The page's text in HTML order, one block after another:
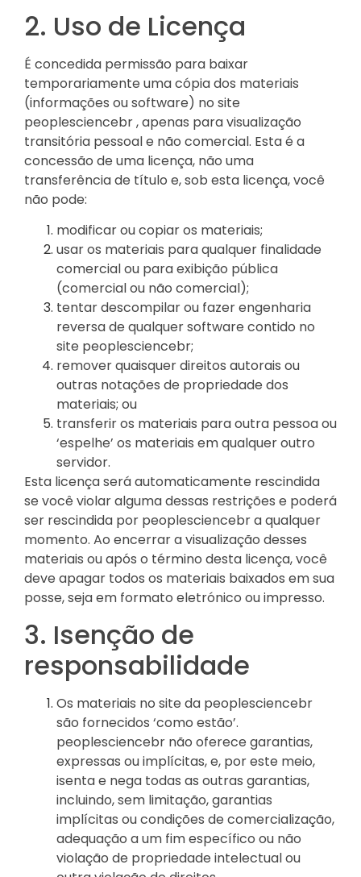
2. Uso de Licença
É concedida permissão para baixar
temporariamente uma cópia dos materiais
(informações ou software) no site
peoplesciencebr , apenas para visualização
transitória pessoal e não comercial. Esta é a
concessão de uma licença, não uma
transferência de título e, sob esta licença, você
não pode:
modificar ou copiar os materiais;
usar os materiais para qualquer finalidade
comercial ou para exibição pública
(comercial ou não comercial);
tentar descompilar ou fazer engenharia
reversa de qualquer software contido no
site peoplesciencebr;
remover quaisquer direitos autorais ou
outras notações de propriedade dos
materiais; ou
transferir os materiais para outra pessoa ou
‘espelhe’ os materiais em qualquer outro
servidor.
Esta licença será automaticamente rescindida
se você violar alguma dessas restrições e poderá
ser rescindida por peoplesciencebr a qualquer
momento. Ao encerrar a visualização desses
materiais ou após o término desta licença, você
deve apagar todos os materiais baixados em sua
posse, seja em formato eletrónico ou impresso.
3. Isenção de
responsabilidade
Os materiais no site da peoplesciencebr
são fornecidos ‘como estão’.
peoplesciencebr não oferece garantias,
expressas ou implícitas, e, por este meio,
isenta e nega todas as outras garantias,
incluindo, sem limitação, garantias
implícitas ou condições de comercialização,
adequação a um fim específico ou não
violação de propriedade intelectual ou